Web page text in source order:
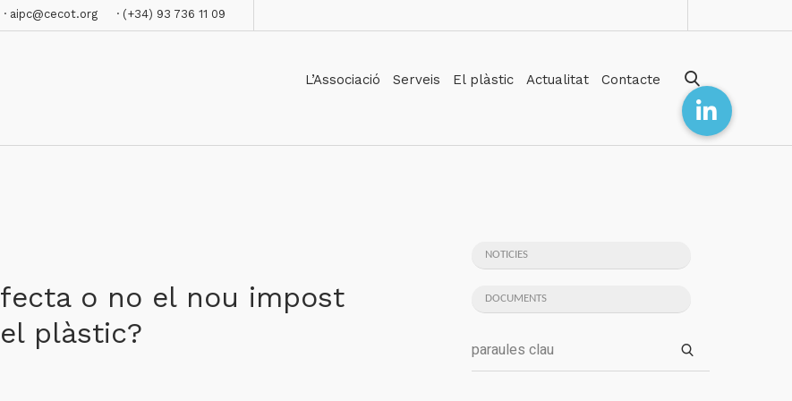
· aipc@cecot.org · (+34) 93 736 11 09
L’Associació Serveis El plàstic Actualitat Contacte
o no el nou impost
plàstic?
NOTICIES
DOCUMENTS